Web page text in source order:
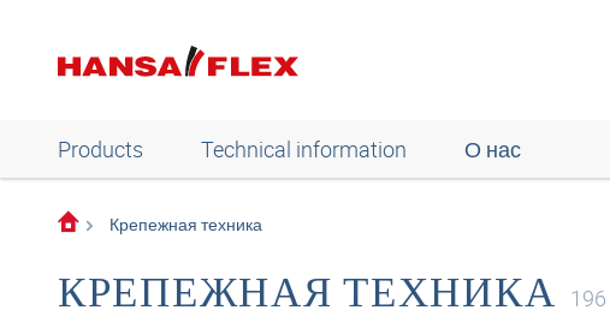
Products Technical information О нас
Крепежная техника
КРЕПЕЖНАЯ ТЕХНИКА 196